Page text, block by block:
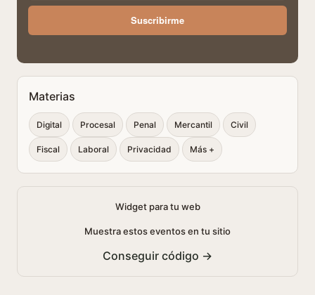
Suscribirme
Materias
Digital Procesal Penal Mercantil Civil
Fiscal Laboral Privacidad Más +
Widget para tu web
Muestra estos eventos en tu sitio
Conseguir código →